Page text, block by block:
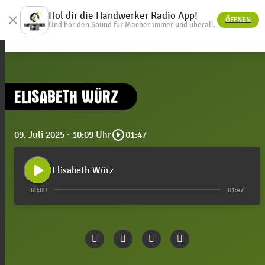
menu
ELISABETH WÜRZ
09. Juli 2025 · 10:09 Uhrplay_circle_outline01:47
play_arrow Elisabeth Würz
00:00 01:47
close Hol dir die Handwerker Radio App!
Und hör den Sound für Macher immer und überall.
ÖFFNEN